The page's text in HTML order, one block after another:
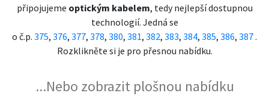
připojujeme optickým kabelem, tedy nejlepší dostupnou
technologií. Jedná se
o č.p. 375, 376, 377, 378, 380, 381, 382, 383, 384, 385, 386, 387.
Rozklikněte si je pro přesnou nabídku.
...Nebo zobrazit plošnou nabídku